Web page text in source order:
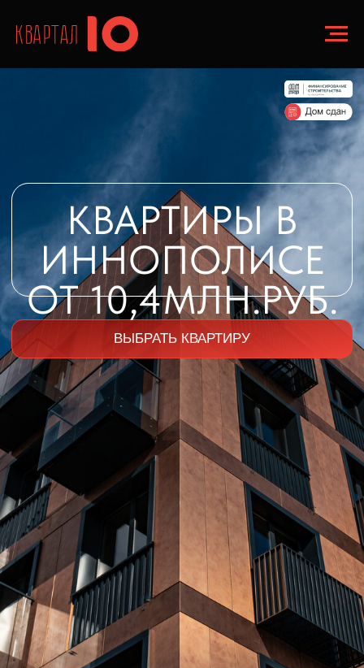
ВЫБРАТЬ КВАРТИРУ
КВАРТИРЫ В
ИННОПОЛИСЕ
ОТ 10,4МЛН.РУБ.
Исток инноваций
Иннополис — самый молодой и
продвинутый город России. Чтобы его
населяло еще больше классных людей,
которые двигают вперед развитие
человечества, нужно строить жилье. Не
вопрос: «Квартал Ю» создается именно с
этой целью. Перспективному городу —
достойный ЖК.
Место строительства: Иннополис,
Верхнеуслонский район, ул. Спортивная